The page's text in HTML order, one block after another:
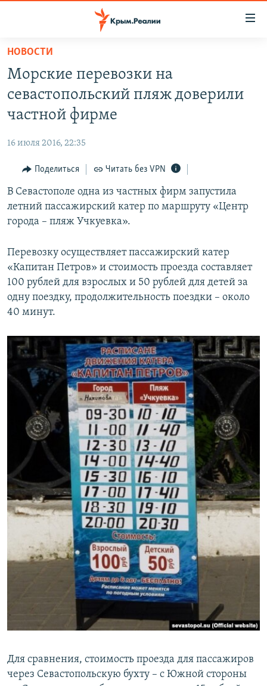
Вернуться
основному
содержанию
главной
Вернутся
поиску
СПЕЦПРОЕКТЫ
11 ЛЕТ ОККУПАЦИИ КРЫМА. 11 ИСТОРИЙ СОПРОТИВЛЕНИЯ
ЕЩЕ
ИНТЕРАКТИВ
ИНФОГРАФИКА
ТЕЛЕПРОЕКТ КРЫМ.РЕАЛИИ
ПРОПАВШИЕ БЕЗ ВЕСТИ
ПОБЕДИТЕЛЕЙ НЕ СУДЯТ?
КРЫМ.НЕПОКОРЕННЫЙ
УКРАИНСКАЯ ПРОБЛЕМА КРЫМА
РАДІО СВОБОДА
КАК ОБОЙТИ БЛОКИРОВКУ
Українською
Qırımtatar
ПРИСОЕДИНЯЙТЕСЬ!
Все сайты RFE/RL
НОВОСТИ
Морские перевозки на
севастопольский пляж доверили
частной фирме
16 июля 2016, 22:35
Поделиться Читать без VPN
В Севастополе одна из частных фирм запустила
летний пассажирский катер по маршруту «Центр
города – пляж Учкуевка».
Перевозку осуществляет пассажирский катер
«Капитан Петров» и стоимость проезда составляет
100 рублей для взрослых и 50 рублей для детей за
одну поездку, продолжительность поездки – около
40 минут.
Для сравнения, стоимость проезда для пассажиров
через Севастопольскую бухту – с Южной стороны